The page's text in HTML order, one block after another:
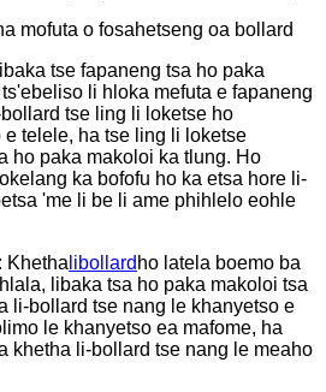
mofuta o fosahetseng oa bollard
tse fapaneng tsa ho paka
li hloka mefuta e fapaneng
tse ling li loketse ho
telele, ha tse ling li loketse
ho paka makoloi ka tlung. Ho
ka bofofu ho ka etsa hore li-
'me li be li ame phihlelo eohle
Khetha libollard ho latela boemo ba
libaka tsa ho paka makoloi tsa
li-bollard tse nang le khanyetso e
le khanyetso ea mafome, ha
khetha li-bollard tse nang le meaho